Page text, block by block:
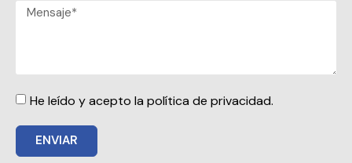
He leído y acepto la política de privacidad.
ENVIAR